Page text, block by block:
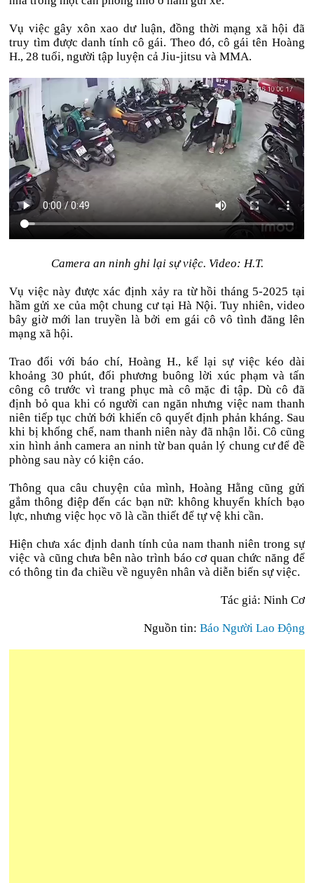
Vụ việc gây xôn xao dư luận, đồng thời mạng xã hội đã
truy tìm được danh tính cô gái. Theo đó, cô gái tên Hoàng
H., 28 tuổi, người tập luyện cả Jiu-jitsu và MMA.
Camera an ninh ghi lại sự việc. Video: H.T.
Vụ việc này được xác định xảy ra từ hồi tháng 5-2025 tại
hầm gửi xe của một chung cư tại Hà Nội. Tuy nhiên, video
bây giờ mới lan truyền là bởi em gái cô vô tình đăng lên
mạng xã hội.
Trao đổi với báo chí, Hoàng H., kể lại sự việc kéo dài
khoảng 30 phút, đối phương buông lời xúc phạm và tấn
công cô trước vì trang phục mà cô mặc đi tập. Dù cô đã
định bỏ qua khi có người can ngăn nhưng việc nam thanh
niên tiếp tục chửi bới khiến cô quyết định phản kháng. Sau
khi bị khống chế, nam thanh niên này đã nhận lỗi. Cô cũng
xin hình ảnh camera an ninh từ ban quản lý chung cư để đề
phòng sau này có kiện cáo.
Thông qua câu chuyện của mình, Hoàng Hằng cũng gửi
gắm thông điệp đến các bạn nữ: không khuyến khích bạo
lực, nhưng việc học võ là cần thiết để tự vệ khi cần.
Hiện chưa xác định danh tính của nam thanh niên trong sự
việc và cũng chưa bên nào trình báo cơ quan chức năng để
có thông tin đa chiều về nguyên nhân và diễn biến sự việc.
Tác giả: Ninh Cơ
Nguồn tin: Báo Người Lao Động